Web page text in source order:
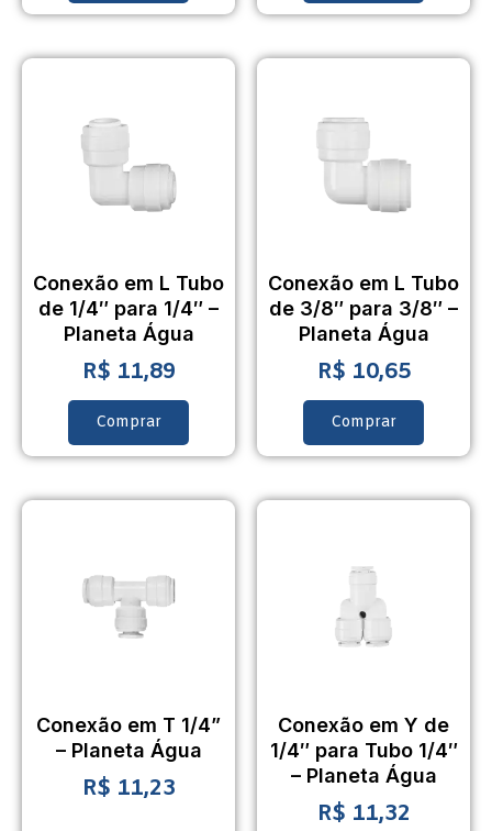
Conexão em L Tubo
de 1/4″ para 1/4″ –
Planeta Água
R$ 11,89
Comprar
Conexão em L Tubo
de 3/8″ para 3/8″ –
Planeta Água
R$ 10,65
Comprar
Conexão em T 1/4”
– Planeta Água
R$ 11,23
Conexão em Y de
1/4″ para Tubo 1/4″
– Planeta Água
R$ 11,32